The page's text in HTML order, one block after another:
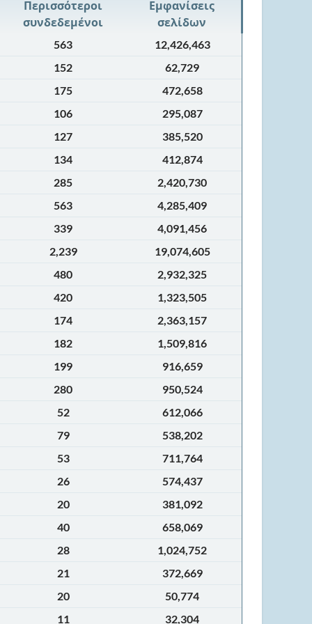
Περισσότεροι
συνδεδεμένοι
Εμφανίσεις
σελίδων
563
12,426,463
152
62,729
175
472,658
106
295,087
127
385,520
134
412,874
285
2,420,730
563
4,285,409
339
4,091,456
2,239
19,074,605
480
2,932,325
420
1,323,505
174
2,363,157
182
1,509,816
199
916,659
280
950,524
52
612,066
79
538,202
53
711,764
26
574,437
20
381,092
40
658,069
28
1,024,752
21
372,669
20
50,774
11 32,304